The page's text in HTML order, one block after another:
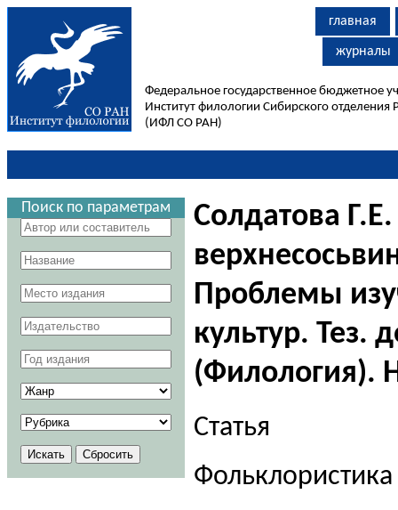
главная
журналы
Федеральное государственное бюджетное
Институт филологии Сибирского отделения
(ИФЛ СО РАН)
Поиск по параметрам
Солдатова
Проблемы
культур. Тез.
(Филология).
Статья
Фольклористика